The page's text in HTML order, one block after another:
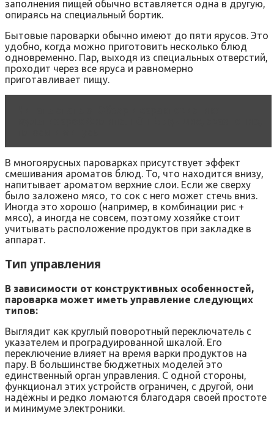
заполнения пищей обычно вставляется одна в другую,
опираясь на специальный бортик.
Бытовые пароварки обычно имеют до пяти ярусов. Это
удобно, когда можно приготовить несколько блюд
одновременно. Пар, выходя из специальных отверстий,
проходит через все яруса и равномерно
приготавливает пищу.
В многоярусных пароварках присутствует эффект
смешивания ароматов блюд. То, что находится внизу,
напитывает ароматом верхние слои. Если же сверху
было заложено мясо, то сок с него может стечь вниз.
Иногда это хорошо (например, в комбинации рис +
мясо), а иногда не совсем, поэтому хозяйке стоит
учитывать расположение продуктов при закладке в
аппарат.
Тип управления
В зависимости от конструктивных особенностей,
пароварка может иметь управление следующих
типов:
Выглядит как круглый поворотный переключатель с
указателем и проградуированной шкалой. Его
переключение влияет на время варки продуктов на
пару. В большинстве бюджетных моделей это
единственный орган управления. С одной стороны,
функционал этих устройств ограничен, с другой, они
надёжны и редко ломаются благодаря своей простоте
и минимуме электроники.